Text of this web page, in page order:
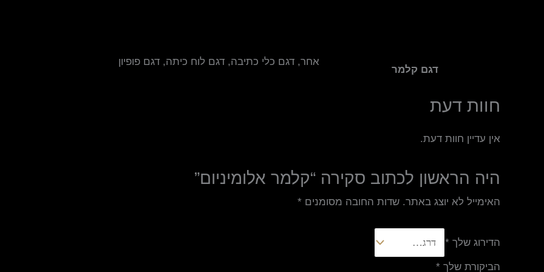
דגם קלמר
אחר, דגם כלי כתיבה, דגם לוח כיתה, דגם פופיון
חוות דעת
אין עדיין חוות דעת.
היה הראשון לכתוב סקירה “קלמר אלומיניום”
האימייל לא יוצג באתר. שדות החובה מסומנים *
הדירוג שלך *
הביקורת שלך *